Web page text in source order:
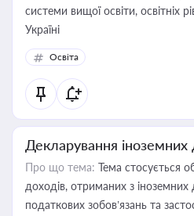
системи вищої освіти, освітніх
Україні
Освіта
Декларування іноземних
Про що тема: Тема стосується
доходів, отриманих з
податкових зобов’язань та